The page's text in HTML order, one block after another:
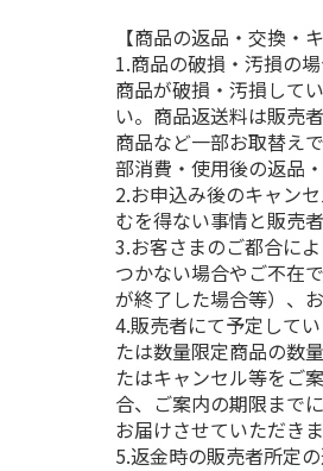
【商品の返品・交換・
1.商品の破損・汚損の
商品が破損・汚損して
い。商品返送料は販売
商品など一部お取替え
部消費・使用後の返品
2.お申込み後のキャン
むを得ない事情と販売
3.お客さまのご都合に
つかない場合やご不在
が終了した場合等）、
4.販売者にて予定して
たは数量限定商品の数
たはキャンセル等をご
合、ご案内の期限まで
お届けさせていただきま
5.返金時の販売者所定